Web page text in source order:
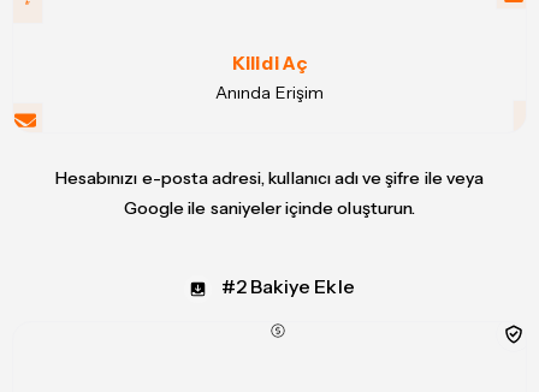
Kilidi Aç
Anında Erişim
Hesabınızı e-posta adresi, kullanıcı adı ve şifre ile veya
Google ile saniyeler içinde oluşturun.
#2 Bakiye Ekle